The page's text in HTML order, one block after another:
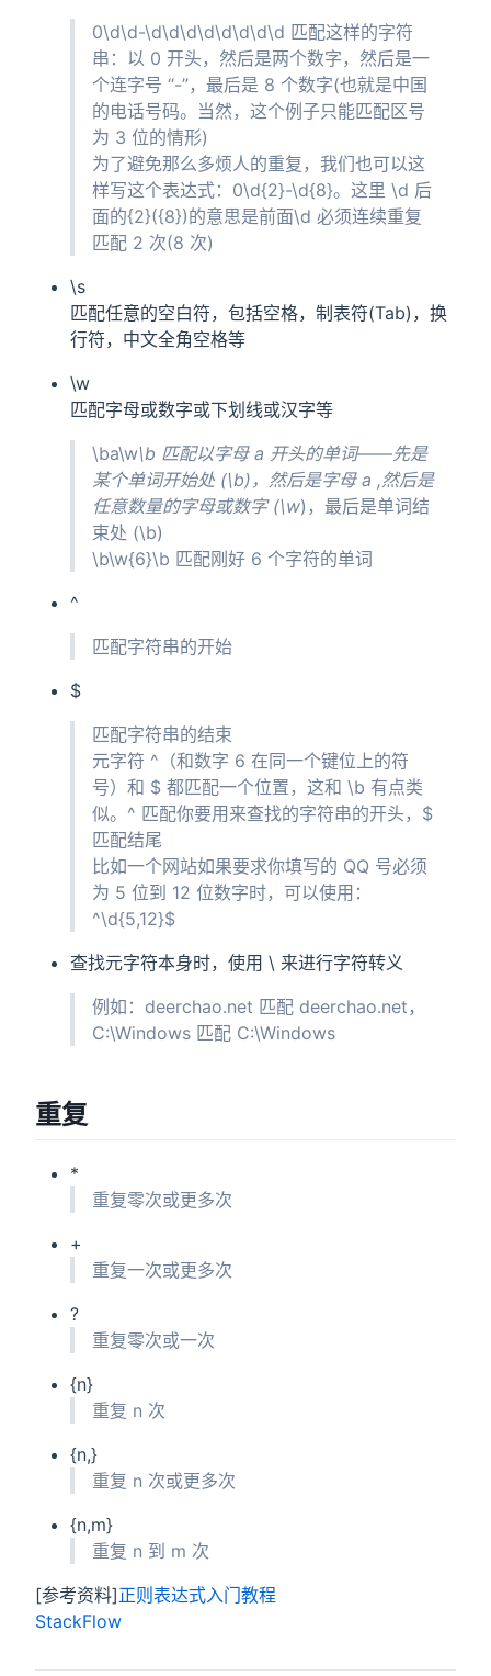
0\d\d-\d\d\d\d\d\d\d\d 匹配这样的字符
串：以 0 开头，然后是两个数字，然后是一
个连字号 “-”，最后是 8 个数字(也就是中国
的电话号码。当然，这个例子只能匹配区号
为 3 位的情形)
为了避免那么多烦人的重复，我们也可以这
样写这个表达式：0\d{2}-\d{8}。这里 \d 后
面的{2}({8})的意思是前面\d 必须连续重复
匹配 2 次(8 次)
\s
匹配任意的空白符，包括空格，制表符(Tab)，换
行符，中文全角空格等
\w
匹配字母或数字或下划线或汉字等
\ba\w\b 匹配以字母 a 开头的单词——先是
某个单词开始处 (\b)，然后是字母 a ,然后是
任意数量的字母或数字 (\w)，最后是单词结
束处 (\b)
\b\w{6}\b 匹配刚好 6 个字符的单词
^
匹配字符串的开始
$
匹配字符串的结束
元字符 ^（和数字 6 在同一个键位上的符
号）和 $ 都匹配一个位置，这和 \b 有点类
似。^ 匹配你要用来查找的字符串的开头，$
匹配结尾
比如一个网站如果要求你填写的 QQ 号必须
为 5 位到 12 位数字时，可以使用：
^\d{5,12}$
查找元字符本身时，使用 \ 来进行字符转义
例如：deerchao.net 匹配 deerchao.net，
C:\Windows 匹配 C:\Windows
重复
*
重复零次或更多次
+
重复一次或更多次
?
重复零次或一次
{n}
重复 n 次
{n,}
重复 n 次或更多次
{n,m}
重复 n 到 m 次
[参考资料]正则表达式入门教程
StackFlow